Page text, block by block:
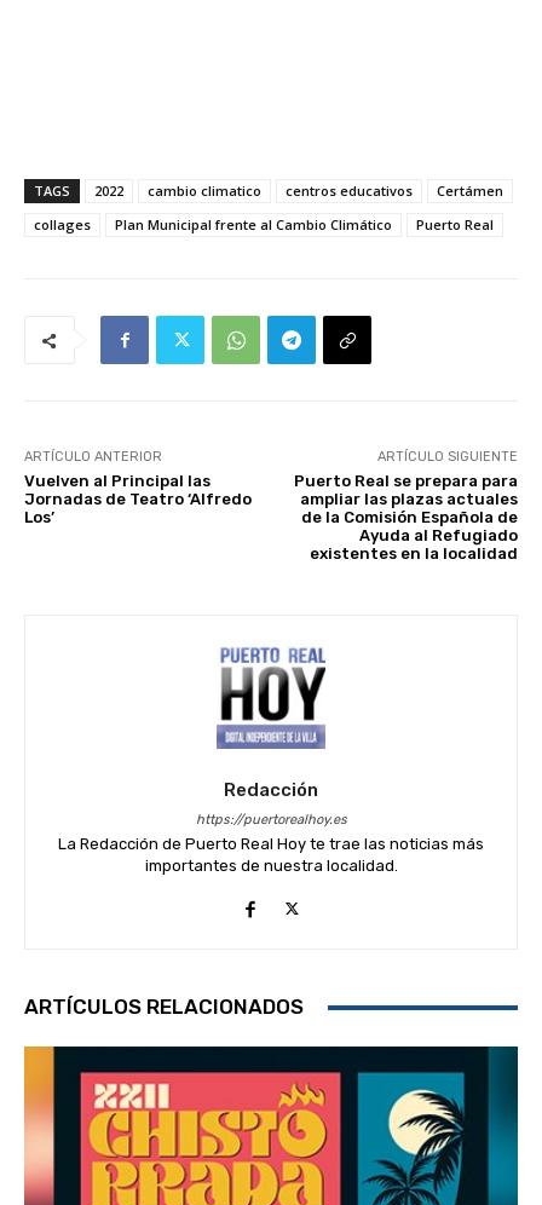
TAGS 2022 cambio climatico centros educativos
Certámen
collages
Plan Municipal frente al Cambio Climático Puerto Real
ARTÍCULO ANTERIOR
Vuelven al Principal las
Jornadas de Teatro ‘Alfredo
Los’
ARTÍCULO SIGUIENTE
Puerto Real se prepara para
ampliar las plazas actuales
de la Comisión Española de
Ayuda al Refugiado
existentes en la localidad
Redacción
https://puertorealhoy.es
La Redacción de Puerto Real Hoy te trae las noticias más
importantes de nuestra localidad.
ARTÍCULOS RELACIONADOS